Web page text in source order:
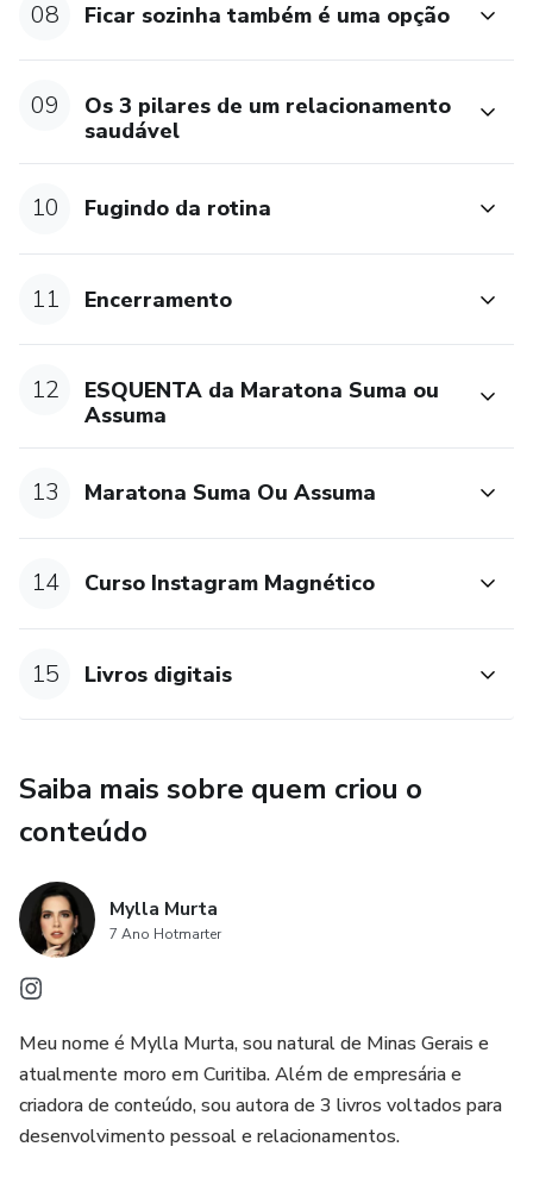
08 Ficar sozinha também é uma opção
09
Os 3 pilares de um relacionamento
saudável
10 Fugindo da rotina
11 Encerramento
12
ESQUENTA da Maratona Suma ou
Assuma
13 Maratona Suma Ou Assuma
14 Curso Instagram Magnético
15 Livros digitais
Saiba mais sobre quem criou o
conteúdo
Mylla Murta
7 Ano Hotmarter
Meu nome é Mylla Murta, sou natural de Minas Gerais e
atualmente moro em Curitiba. Além de empresária e
criadora de conteúdo, sou autora de 3 livros voltados para
desenvolvimento pessoal e relacionamentos.